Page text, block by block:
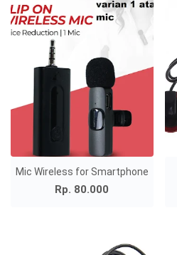
Mic Wireless for Smartphone
Rp. 80.000